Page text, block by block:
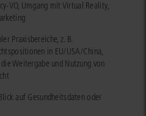
VO, Umgang mit Virtual Reality,
Praxisbereiche, z. B.
in EU/USA/China,
Weitergabe und Nutzung von
auf Gesundheitsdaten oder